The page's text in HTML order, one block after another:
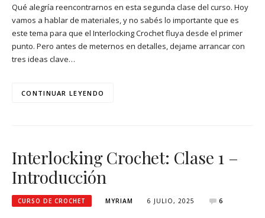
Qué alegría reencontrarnos en esta segunda clase del curso. Hoy
vamos a hablar de materiales, y no sabés lo importante que es
este tema para que el Interlocking Crochet fluya desde el primer
punto. Pero antes de meternos en detalles, dejame arrancar con
tres ideas clave…
CONTINUAR LEYENDO
Interlocking Crochet: Clase 1 –
Introducción
CURSO DE CROCHET MYRIAM 6 JULIO, 2025 6